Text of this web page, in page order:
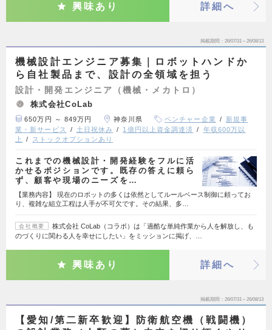
興味あり 詳細へ
掲載期間 26/07/31～26/08/13
機械設計エンジニア募集｜ロボットハンドか
ら自社製品まで、設計の全領域を担う
設計・開発エンジニア（機械・メカトロ）
株式会社CoLab
650万円 ～ 849万円 神奈川県 ベンチャー企業
新規事
業・新サービス
土日祝休み 1億円以上資金調達済
年収600万以
上
ストックオプションあり
これまでの機械設計・開発経験をフルに活
かせるポジションです。既存の答えに頼ら
ず、顧客や現場のニーズを…
【業務内容】 現在のロボットの多くは依然としてルールベース制御に頼ってお
り、複雑な組立工程は人手が不可欠です。その結果、多…
会社概要
株式会社 CoLab（コラボ）は「過酷な単純作業から人を解放し、も
のづくりに関わる人を幸せにしたい」をミッションに掲げ、…
興味あり 詳細へ
掲載期間 26/07/31～26/08/13
【愛知/第二新卒歓迎】防衛航空機（戦闘機）